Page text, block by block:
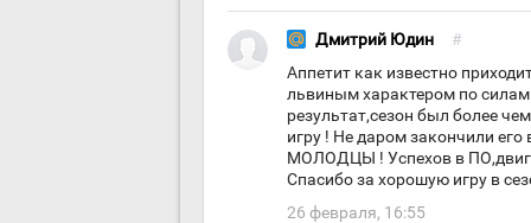
Дмитрий Юдин #
Аппетит как известно
львиным характером по
результат,сезон был более
игру ! Не даром закончили
МОЛОДЦЫ ! Успехов в
Спасибо за хорошую игру в
26 февраля, 16:55